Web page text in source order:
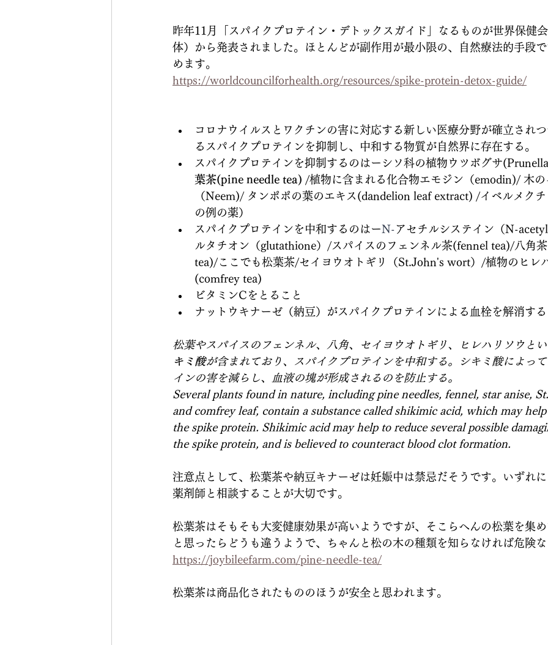
昨年11月「スパイクプロテイン・デトックスガイド」なるものが世界保健
体）から発表されました。ほとんどが副作用が最小限の、自然療法的手段
めます。
https://worldcouncilforhealth.org/resources/spike-protein-detox-guide/
コロナウイルスとワクチンの害に対応する新しい医療分野が確立され
るスパイクプロテインを抑制し、中和する物質が自然界に存在する。
スパイクプロテインを抑制するのはーシソ科の植物ウツボグサ
葉茶(pine needle tea) /植物に含まれる化合物エモジン（emodin)/ 木
（Neem)/ タンポポの葉のエキス(dandelion leaf extract) /イベルメク
の例の薬）
スパイクプロテインを中和するのはーN-アセチルシステイン（N-
ルタチオン（glutathione）/スパイスのフェンネル茶(fennel tea)/八角
tea)/ここでも松葉茶/セイヨウオトギリ（St.John's wort）/植物のヒレ
(comfrey tea)
ビタミンCをとること
ナットウキナーゼ（納豆）がスパイクプロテインによる血栓を解消する
松葉やスパイスのフェンネル、八角、セイヨウオトギリ、ヒレハリソウと
キミ酸が含まれており、スパイクプロテインを中和する。シキミ酸によっ
インの害を減らし、血液の塊が形成されるのを防止する。
Several plants found in nature, including pine needles, fennel, star anise,
and comfrey leaf, contain a substance called shikimic acid, which may
the spike protein. Shikimic acid may help to reduce several possible
the spike protein, and is believed to counteract blood clot formation.
注意点として、松葉茶や納豆キナーゼは妊娠中は禁忌だそうです。いずれ
薬剤師と相談することが大切です。
松葉茶はそもそも大変健康効果が高いようですが、そこらへんの松葉を集
と思ったらどうも違うようで、ちゃんと松の木の種類を知らなければ危険
https://joybileefarm.com/pine-needle-tea/
松葉茶は商品化されたもののほうが安全と思われます。